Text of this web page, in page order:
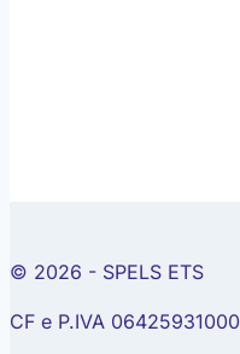
© 2026 - SPELS ETS
CF e P.IVA 06425931000